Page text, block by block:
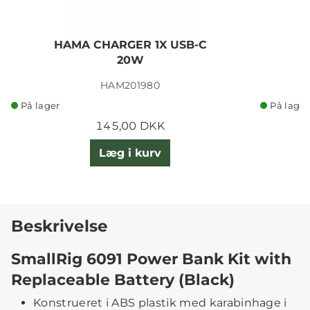
HAMA CHARGER 1X USB-C
20W
HAM201980
På lager
145,00 DKK
Læg i kurv
På lager
Beskrivelse
SmallRig 6091 Power Bank Kit with
Replaceable Battery (Black)
Konstrueret i ABS plastik med karabinhage i